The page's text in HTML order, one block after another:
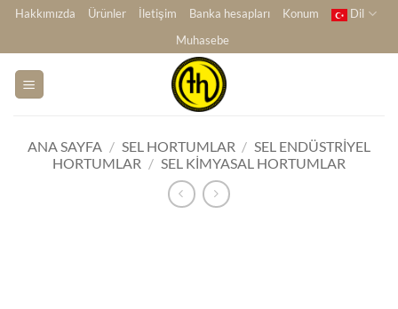
İçeriğe
Hakkımızda Ürünler İletişim Banka hesapları Konum
Dil
Muhasebe
ANA SAYFA / SEL HORTUMLAR / SEL ENDÜSTRIYEL
HORTUMLAR / SEL KIMYASAL HORTUMLAR